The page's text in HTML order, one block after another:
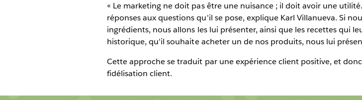
« Le marketing ne doit pas être une nuisance ; il doit avoir une
réponses aux questions qu'il se pose, explique Karl Villanueva. Si
ingrédients, nous allons les lui présenter, ainsi que les recettes qui
historique, qu'il souhaite acheter un de nos produits, nous lui
Cette approche se traduit par une expérience client positive, et
fidélisation client.